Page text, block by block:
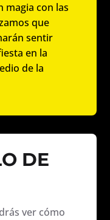
magia con las
que
sentir
en la
de la
DE
ver cómo